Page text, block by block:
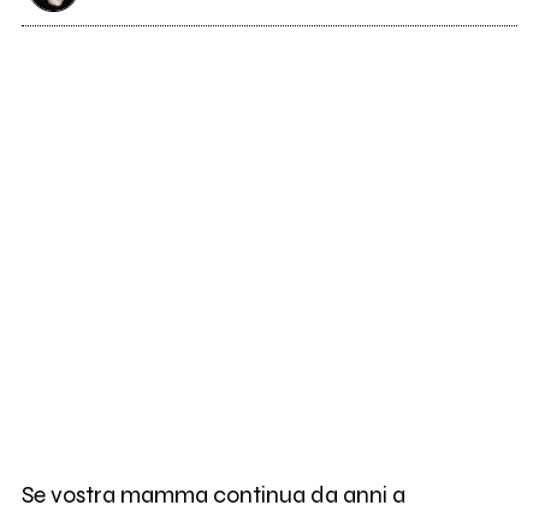
Se vostra mamma continua da anni a